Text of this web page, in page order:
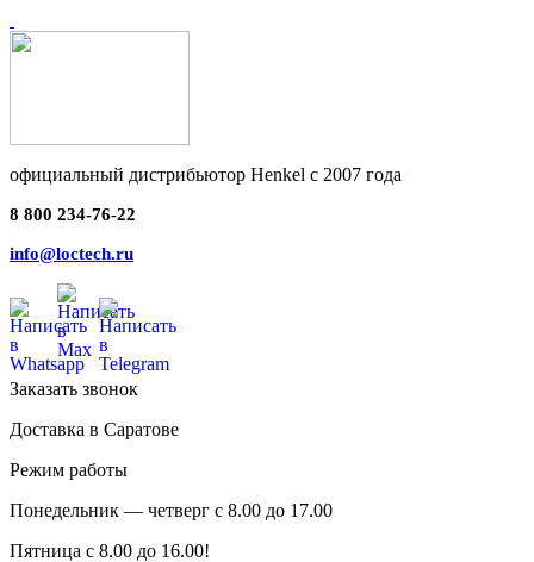
официальный дистрибьютор Henkel с 2007 года
8 800 234-76-22
info@loctech.ru
Заказать звонок
Доставка в Саратове
Режим работы
Понедельник — четверг с 8.00 до 17.00
Пятница с 8.00 до 16.00!